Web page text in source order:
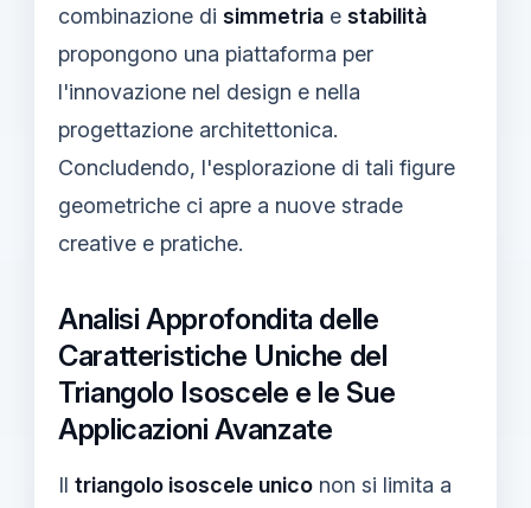
combinazione di simmetria e stabilità
propongono una piattaforma per
l'innovazione nel design e nella
progettazione architettonica.
Concludendo, l'esplorazione di tali figure
geometriche ci apre a nuove strade
creative e pratiche.
Analisi Approfondita delle
Caratteristiche Uniche del
Triangolo Isoscele e le Sue
Applicazioni Avanzate
Il triangolo isoscele unico non si limita a